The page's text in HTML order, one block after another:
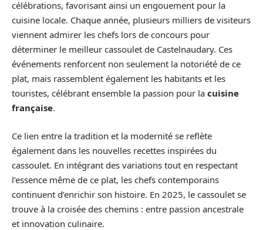
célébrations, favorisant ainsi un engouement pour la
cuisine locale. Chaque année, plusieurs milliers de visiteurs
viennent admirer les chefs lors de concours pour
déterminer le meilleur cassoulet de Castelnaudary. Ces
événements renforcent non seulement la notoriété de ce
plat, mais rassemblent également les habitants et les
touristes, célébrant ensemble la passion pour la cuisine
française.
Ce lien entre la tradition et la modernité se reflète
également dans les nouvelles recettes inspirées du
cassoulet. En intégrant des variations tout en respectant
l’essence même de ce plat, les chefs contemporains
continuent d’enrichir son histoire. En 2025, le cassoulet se
trouve à la croisée des chemins : entre passion ancestrale
et innovation culinaire.